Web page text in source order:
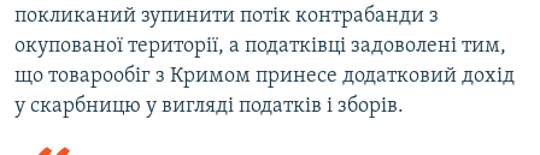
покликаний зупинити потік контрабанди з
окупованої території, а податківці задоволені тим,
що товарообіг з Кримом принесе додатковий дохід
у скарбницю у вигляді податків і зборів.